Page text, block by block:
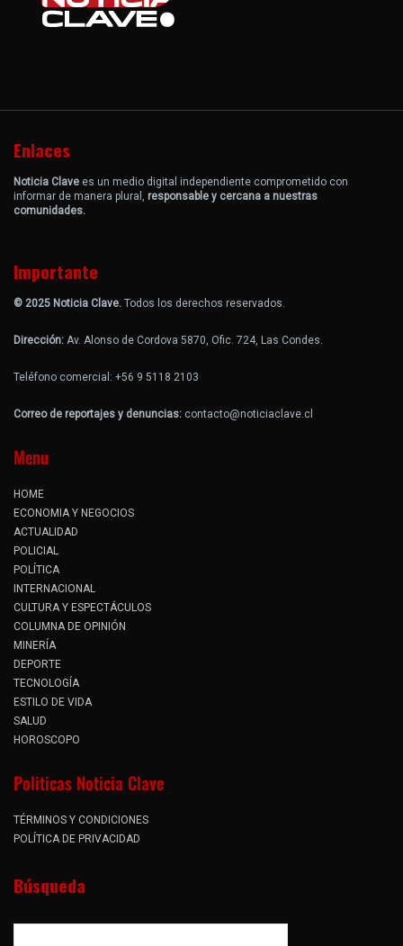
Enlaces
Noticia Clave es un medio digital independiente comprometido con
informar de manera plural, responsable y cercana a nuestras
comunidades.
Importante
© 2025 Noticia Clave. Todos los derechos reservados.
Dirección: Av. Alonso de Cordova 5870, Ofic. 724, Las Condes.
Teléfono comercial: +56 9 5118 2103
Correo de reportajes y denuncias: contacto@noticiaclave.cl
Menu
HOME
ECONOMIA Y NEGOCIOS
ACTUALIDAD
POLICIAL
POLÍTICA
INTERNACIONAL
CULTURA Y ESPECTÁCULOS
COLUMNA DE OPINIÓN
MINERÍA
DEPORTE
TECNOLOGÍA
ESTILO DE VIDA
SALUD
HOROSCOPO
Politicas Noticia Clave
TÉRMINOS Y CONDICIONES
POLÍTICA DE PRIVACIDAD
Búsqueda